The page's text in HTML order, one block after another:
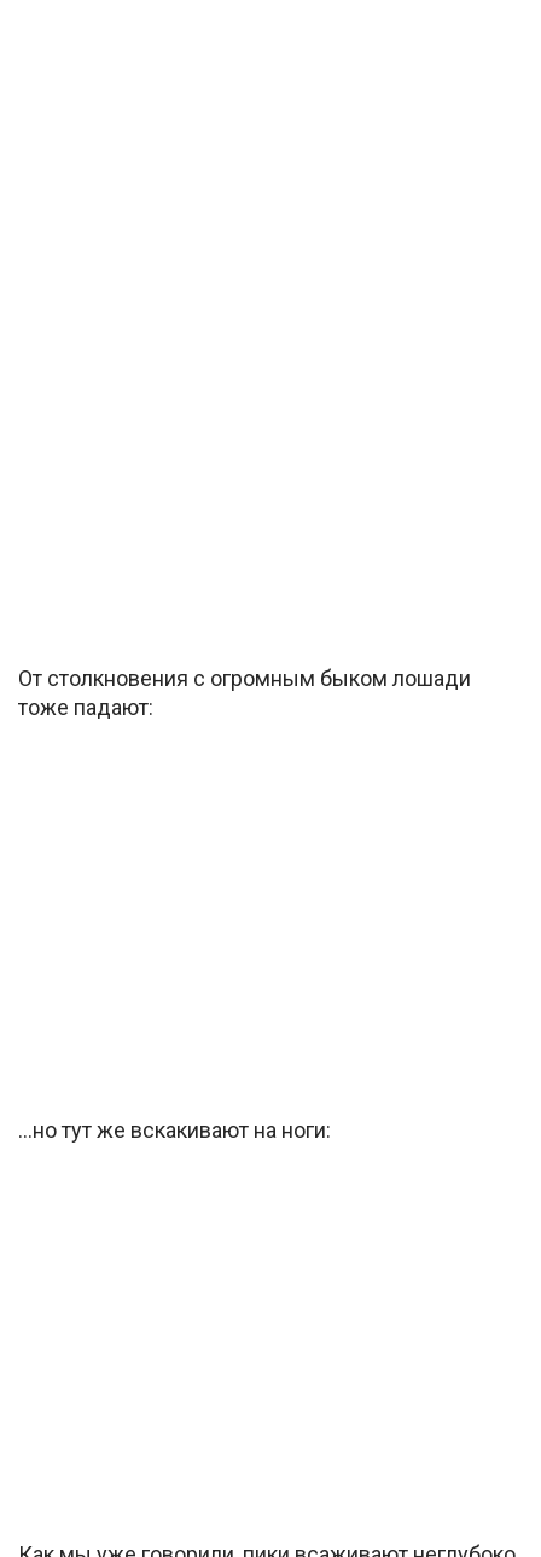
От столкновения с огромным быком лошади
тоже падают:
…но тут же вскакивают на ноги: